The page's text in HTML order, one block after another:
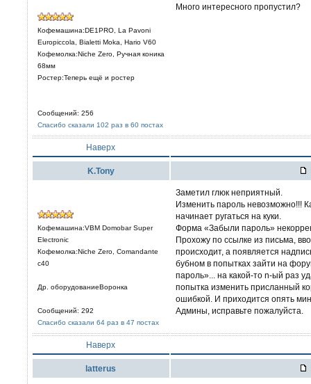
Кофемашина:DE1PRO, La Pavoni
Europiccola, Bialetti Moka, Hario V60
Кофемолка:Niche Zero, Ручная коника
68мм
Ростер:Теперь ещё и ростер
Сообщений: 256
Спасибо сказали 102 раз в 60 постах
Много интересного пропустил?
Наверх
K.Tony
Кофемашина:VBM Domobar Super
Electronic
Кофемолка:Niche Zero, Comandante
c40
Др. оборудованиеВоронка
Сообщений: 292
Спасибо сказали 64 раз в 47 постах
Заметил глюк неприятный.
Изменить пароль невозможно!!!
начинает ругаться на куки.
Форма «Забыли пароль»
Прохожу по ссылке из письма,
происходит, а появляется
бубном в попытках зайти на
пароль»... на какой-то n-ый раз
попытка изменить присланный
ошибкой. И приходится опять
Админы, исправьте пожалуйста.
Наверх
latterus